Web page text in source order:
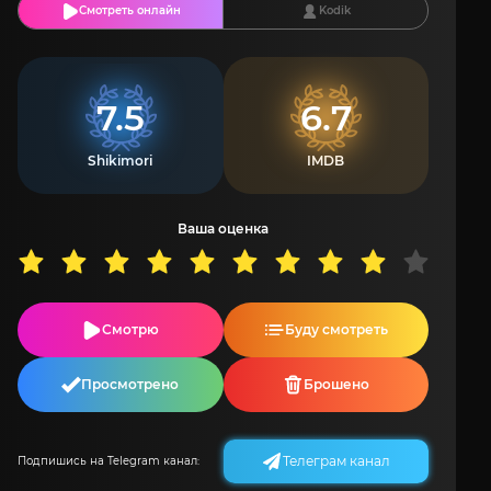
Смотреть онлайн Kodik
7.5
Shikimori
6.7
IMDB
Ваша оценка
Смотрю Буду смотреть
Просмотрено Брошено
Подпишись на Telegram канал: Телеграм канал